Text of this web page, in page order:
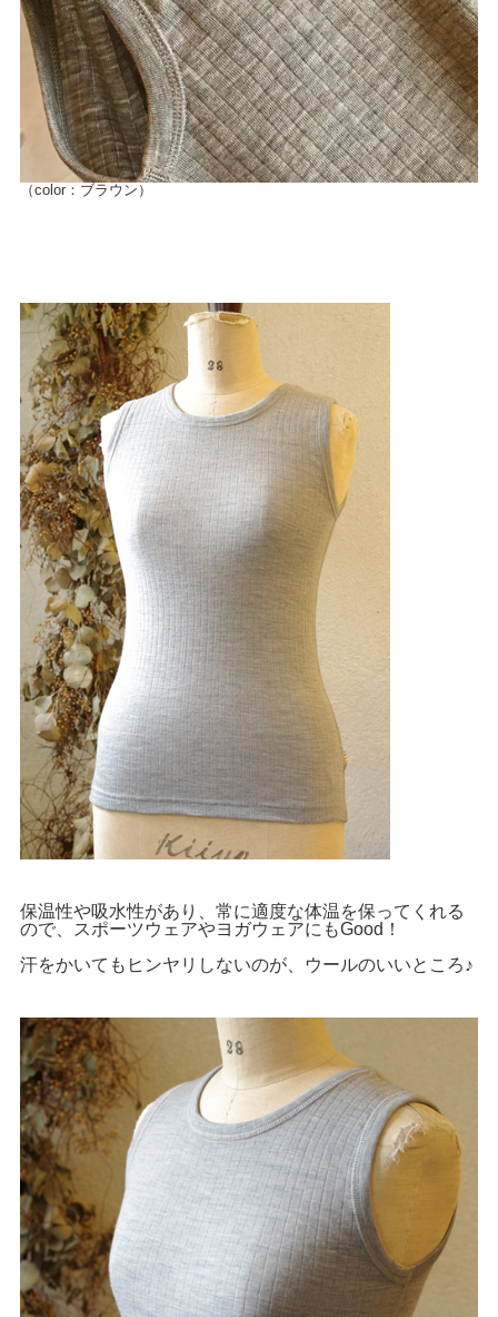
（color：ブラウン）
保温性や吸水性があり、常に適度な体温を保ってくれる
ので、スポーツウェアやヨガウェアにもGood！
汗をかいてもヒンヤリしないのが、ウールのいいところ♪